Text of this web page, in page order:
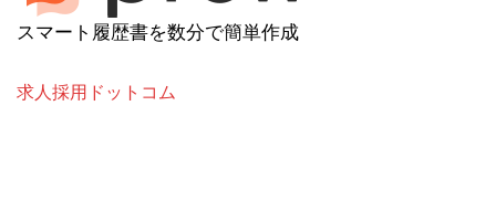
スマート履歴書を数分で簡単作成
求人採用ドットコム